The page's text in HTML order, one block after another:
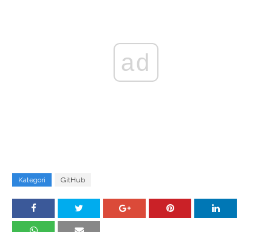
ad
Kategori GitHub